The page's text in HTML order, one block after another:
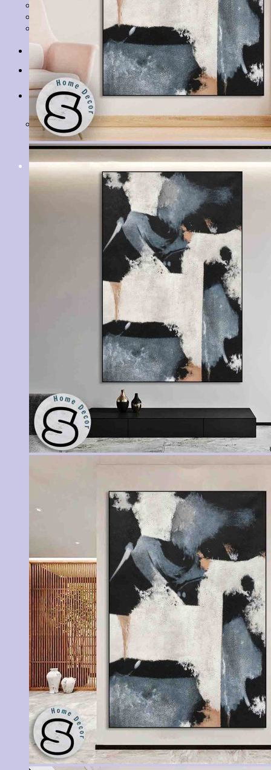
Tranh Cá Chép
Tranh Đồng Quê
Tranh Thuỷ Mặc
Tranh Con Hổ
Tin tức
Liên hệ
Giỏ hàng
Chưa có sản phẩm trong giỏ hàng.
Tìm
kiếm: